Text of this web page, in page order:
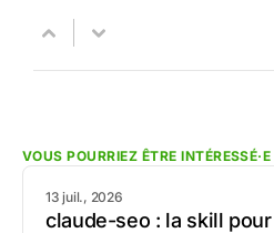
VOUS POURRIEZ ÊTRE INTÉRESSÉ·E
13 juil., 2026
claude-seo : la skill